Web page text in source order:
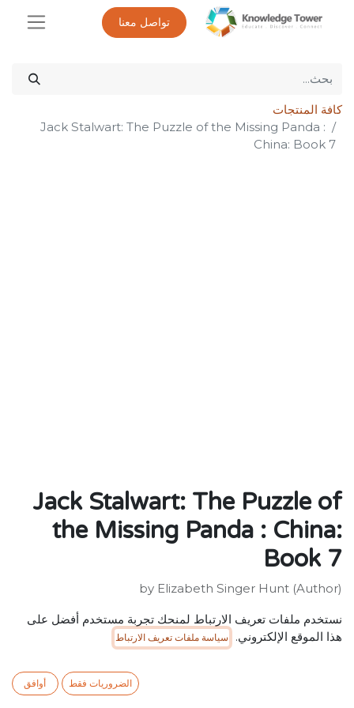
تواصل معنا
كافة المنتجات
Jack Stalwart: The Puzzle of the Missing Panda :
China: Book 7
Jack Stalwart: The Puzzle of
the Missing Panda : China:
Book 7
by Elizabeth Singer Hunt (Author)
Publisher: Penguin Random House Children's UK
Weight:98g
An endangered Giant Panda has been kidnapped
نستخدم ملفات تعريف الارتباط لمنحك تجربة مستخدم أفضل على
هذا الموقع الإلكتروني.
سياسة ملفات تعريف الارتباط
الضروريات فقط أوافق